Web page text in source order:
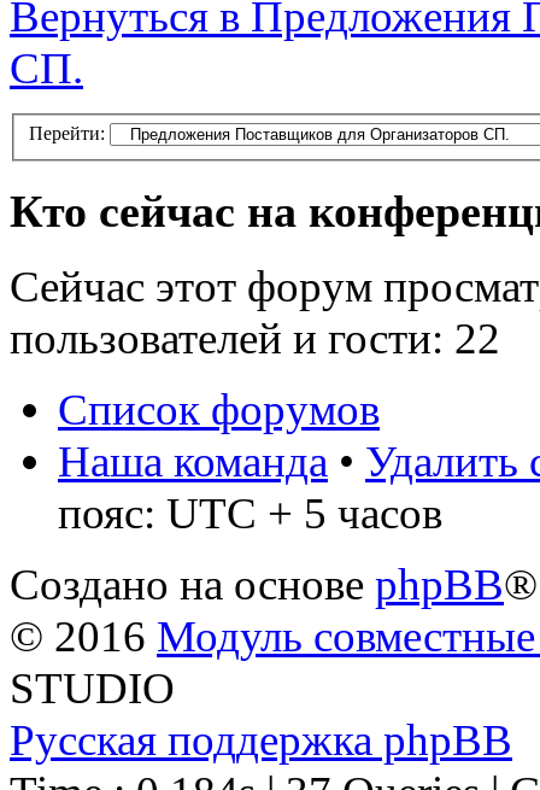
Вернуться в Предложения
СП.
Перейти:
Кто сейчас на
Сейчас этот форум
пользователей и гости: 22
Список форумов
Наша команда • Удалить
пояс: UTC + 5 часов
Создано на основе phpBB®
© 2016 Модуль
STUDIO
Русская поддержка phpBB